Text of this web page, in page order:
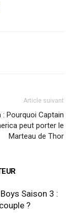
Article suivant
: Pourquoi Captain
peut porter le
Marteau de Thor
Saison 3 :
?